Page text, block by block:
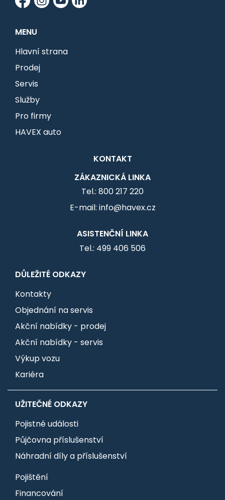
MENU
Hlavní strana
Prodej
Servis
Služby
Pro firmy
HAVEX auto
KONTAKT
ZÁKAZNICKÁ LINKA
Tel.: 800 217 220
E-mail: info@havex.cz
ASISTENČNÍ LINKA
Tel.: 499 406 506
DŮLEŽITÉ ODKAZY
Kontakty
Objednání na servis
Akční nabídky - prodej
Akční nabídky - servis
Výkup vozu
Kariéra
UŽITEČNÉ ODKAZY
Pojistné události
Půjčovna příslušenství
Náhradní díly a příslušenství
Pojištění
Financování